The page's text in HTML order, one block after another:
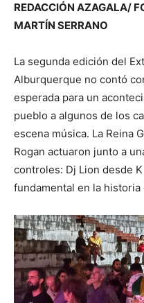
REDACCIÓN AZAGALA/
MARTÍN SERRANO
La segunda edición del
Alburquerque no contó
esperada para un
pueblo a algunos de los
escena música. La Reina
Rogan actuaron junto a
controles: Dj Lion desde
fundamental en la historia